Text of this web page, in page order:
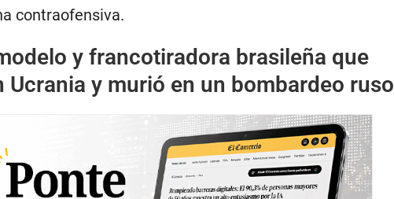
contraofensiva.
y francotiradora brasileña que
Ucrania y murió en un bombardeo ruso